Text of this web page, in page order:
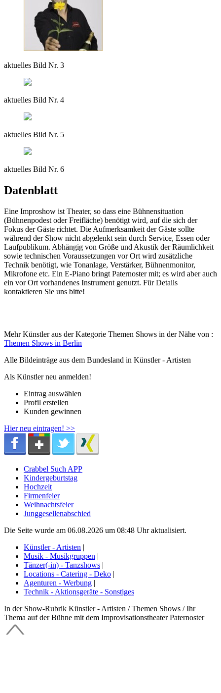
aktuelles Bild Nr. 3
aktuelles Bild Nr. 4
aktuelles Bild Nr. 5
aktuelles Bild Nr. 6
Datenblatt
Eine Improshow ist Theater, so dass eine Bühnensituation
(Bühnenpodest oder Freifläche) benötigt wird, auf die sich der
Fokus der Gäste richtet. Die Aufmerksamkeit der Gäste sollte
während der Show nicht abgelenkt sein durch Service, Essen oder
Laufpublikum. Abhängig von Größe und Akustik der Räumlichkeit
sowie technischen Voraussetzungen vor Ort wird zusätzliche
Technik benötigt, wie Tonanlage, Verstärker, Bühnenmonitor,
Mikrofone etc. Ein E-Piano bringt Paternoster mit; es wird aber auch
ein vor Ort vorhandenes Instrument genutzt. Für Details
kontaktieren Sie uns bitte!
Mehr Künstler aus der Kategorie Themen Shows in der Nähe von :
Themen Shows in Berlin
Alle Bildeinträge aus dem Bundesland in Künstler - Artisten
Als Künstler neu anmelden!
Eintrag auswählen
Profil erstellen
Kunden gewinnen
Hier neu eintragen! >>
Crabbel Such APP
Kindergeburtstag
Hochzeit
Firmenfeier
Weihnachtsfeier
Junggesellenabschied
Die Seite wurde am 06.08.2026 um 08:48 Uhr aktualisiert.
Künstler - Artisten |
Musik - Musikgruppen |
Tänzer(-in) - Tanzshows |
Locations - Catering - Deko |
Agenturen - Werbung |
Technik - Aktionsgeräte - Sonstiges
In der Show-Rubrik Künstler - Artisten / Themen Shows / Ihr
Thema auf der Bühne mit dem Improvisationstheater Paternoster